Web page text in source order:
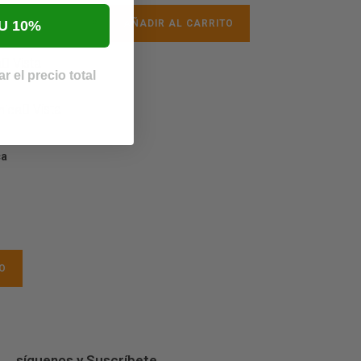
AÑADIR AL CARRITO
10%
el precio total